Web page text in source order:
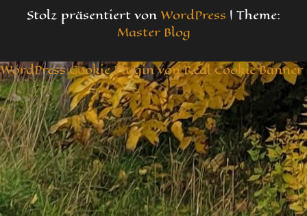
Stolz präsentiert vonWordPress | Theme:
Master Blog
WordPress Cookie Plugin von Real Cookie Banner